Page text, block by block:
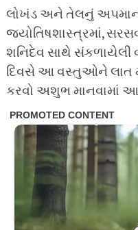
લોખંડ અને તેલનું અપમાન
જ્યોતિષશાસ્ત્રમાં,
શનિદેવ સાથે
દિવસે આ વસ્તુઓને લાત
કરવો અશુભ માનવામાં